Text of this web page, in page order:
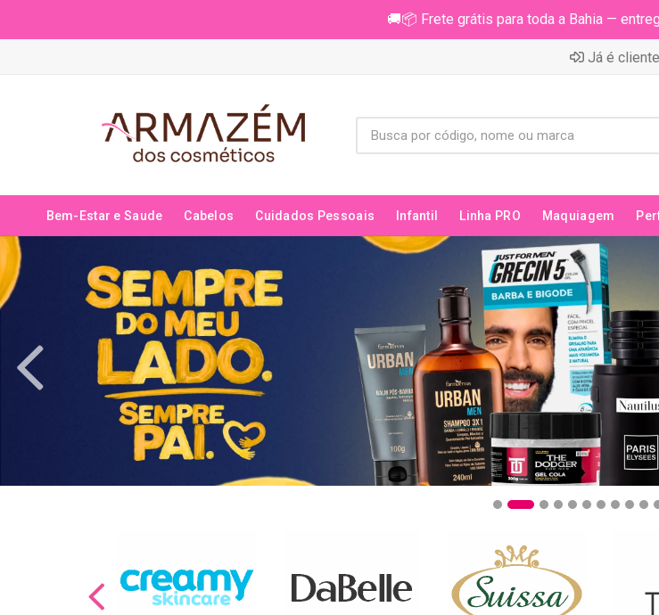
🚚📦 Frete grátis para toda a Bahia —
Já é
Bem-Estar e Saude Cabelos Cuidados Pessoais Infantil Linha PRO Maquiagem